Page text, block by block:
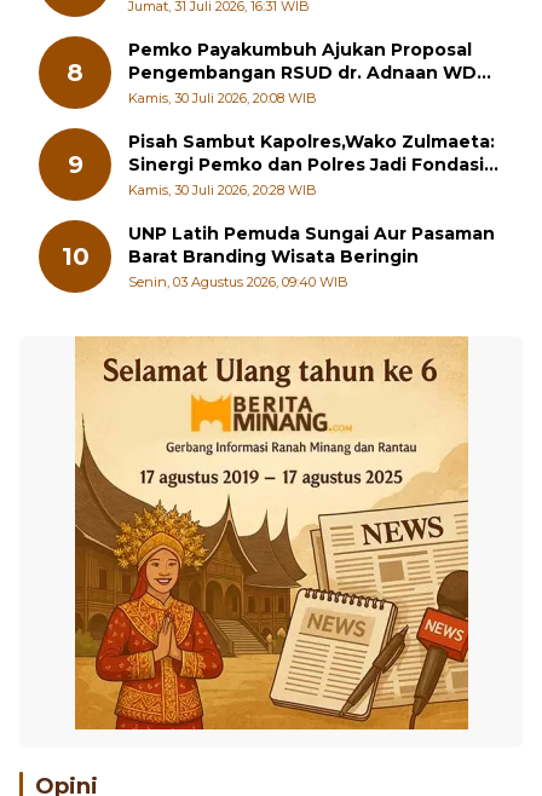
Jumat, 31 Juli 2026, 16:31 WIB
8
Pemko Payakumbuh Ajukan Proposal
Pengembangan RSUD dr. Adnaan WD
kepada Kementerian Kesehatan
Kamis, 30 Juli 2026, 20:08 WIB
9
Pisah Sambut Kapolres,Wako Zulmaeta:
Sinergi Pemko dan Polres Jadi Fondasi
Stabilitas Pembangunan
Kamis, 30 Juli 2026, 20:28 WIB
10
UNP Latih Pemuda Sungai Aur Pasaman
Barat Branding Wisata Beringin
Senin, 03 Agustus 2026, 09:40 WIB
Opini